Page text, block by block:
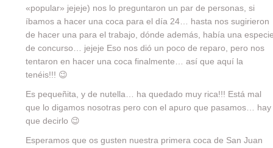
«popular» jejeje) nos lo preguntaron un par de personas, si
íbamos a hacer una coca para el día 24… hasta nos sugirieron
de hacer una para el trabajo, dónde además, había una
de concurso… jejeje Eso nos dió un poco de reparo, pero nos
tentaron en hacer una coca finalmente… así que aquí la
tenéis!!! 😉
Es pequeñita, y de nutella… ha quedado muy rica!!! Está mal
que lo digamos nosotras pero con el apuro que pasamos… hay
que decirlo 😉
Esperamos que os gusten nuestra primera coca de San Juan